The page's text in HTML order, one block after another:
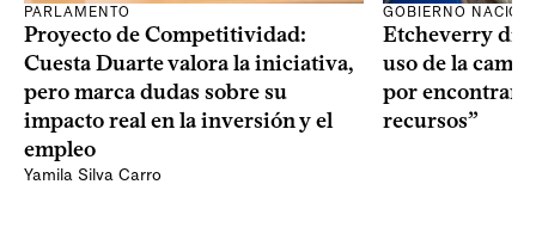
PARLAMENTO
Proyecto de Competitividad:
Cuesta Duarte valora la iniciativa,
pero marca dudas sobre su
impacto real en la inversión y el
empleo
Yamila Silva Carro
GOBIERNO
Etcheverry
uso de la
por encontrar
recursos”